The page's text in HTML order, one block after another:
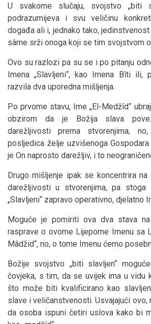
U svakome slučaju, svojstvo „biti
podrazumijeva i svu veličinu
događa ali i, jednako tako,
sâme srži onoga koji se tim svojstvom
Ovo su razlozi pa su se i po pitanju
Imena „Slavljeni“, kao Imena Bîti ili,
razvila dva uporedna mišljenja.
Po prvome stavu, Ime „El-Medžîd“
obzirom da je Božija slava
darežljivosti prema stvorenjima,
posljedica želje uzvišenoga
je On naprosto darežljiv, i to
Drugo mišljenje ipak se koncentrira
darežljivosti u stvorenjima, pa
„Slavljeni“ zapravo operativno, djelatno
Moguće je pomiriti ova dva stava na
rasprave o ovome Lijepome Imenu sa
Mâdžid“, no, o tome Imenu ćemo
Božije svojstvo „biti slavljen“
čovjeka, s tim, da se uvijek ima u vidu
što može biti kvalificirano kao
slave i veličanstvenosti. Usvajajući ovo,
da osoba ispuni četiri uslova kako bi